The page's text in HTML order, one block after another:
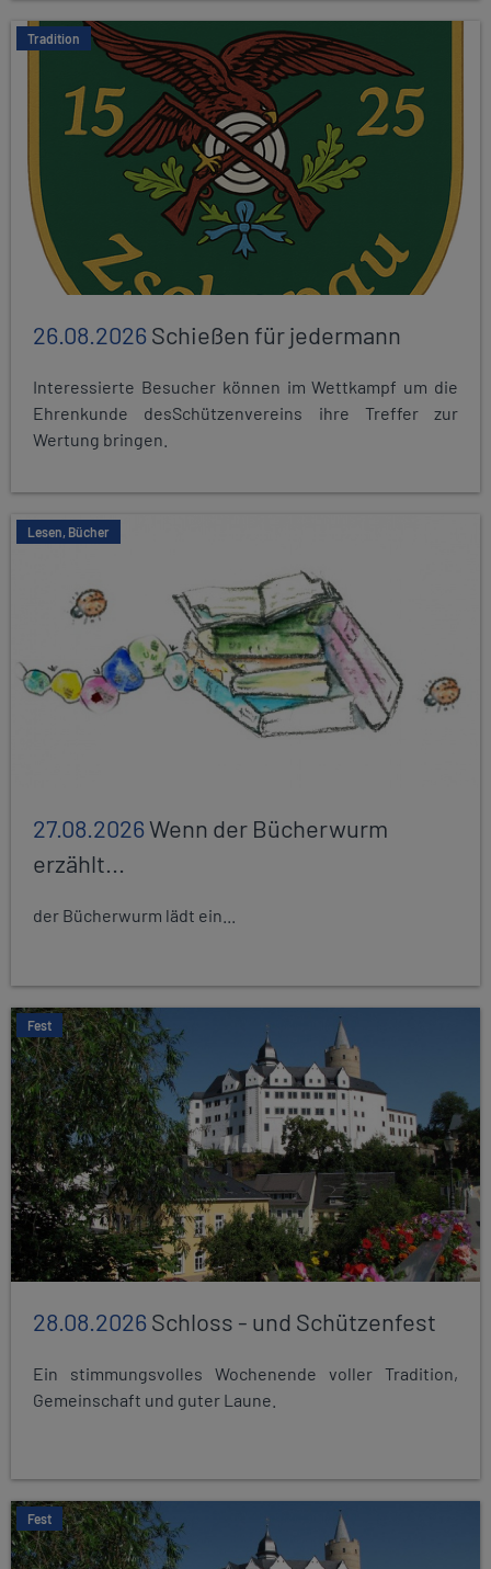
Tradition
26.08.2026Schießen für jedermann
Interessierte Besucher können im Wettkampf um die
Ehrenkunde desSchützenvereins ihre Treffer zur
Wertung bringen.
Lesen, Bücher
27.08.2026Wenn der Bücherwurm
erzählt...
der Bücherwurm lädt ein...
Fest
28.08.2026Schloss - und Schützenfest
Ein stimmungsvolles Wochenende voller Tradition,
Gemeinschaft und guter Laune.
Fest